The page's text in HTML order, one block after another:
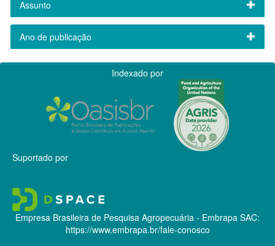
Assunto
Ano de publicação
Indexado por
Suportado por
Empresa Brasileira de Pesquisa Agropecuária - Embrapa SAC:
https://www.embrapa.br/fale-conosco